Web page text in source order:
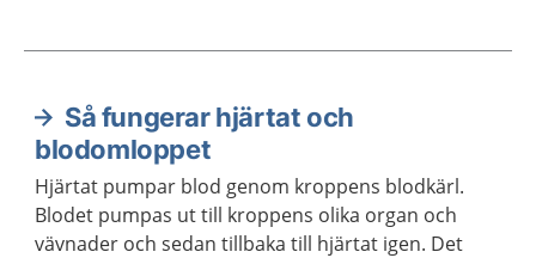
Aktuella artiklar
Så fungerar hjärtat och
blodomloppet
Hjärtat pumpar blod genom kroppens blodkärl.
Blodet pumpas ut till kroppens olika organ och
vävnader och sedan tillbaka till hjärtat igen. Det